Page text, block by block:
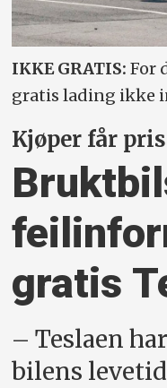
IKKE GRATIS: For
gratis lading ikke
Kjøper får
gratis
– Teslaen
bilens